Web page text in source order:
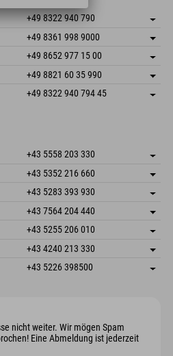
+49 8322 940 790
Adresse speichern
Anreiseinfos
Buchen
+49 8361 998 9000
Adresse speichern
Buchen
+49 8652 977 15 00
Adresse speichern
Anreiseinfos
Buchen
+49 8821 60 35 990
Adresse speichern
+49 8322 940 794 45
+43 5558 203 330
Adresse speichern
Anreiseinfos
Buchen
+43 5352 216 660
Adresse speichern
Buchen
+43 5283 393 930
Adresse speichern
Anreiseinfos
Buchen
+43 7564 204 440
Adresse speichern
Buchen
+43 5255 206 010
Adresse speichern
Anreiseinfos
Buchen
+43 4240 213 330
Adresse speichern
+43 5226 398500
nicht weiter. Wir mögen Spam
Eine Abmeldung ist jederzeit